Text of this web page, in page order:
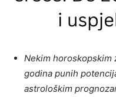
Nekim horoskopskim
godina punih
astrološkim